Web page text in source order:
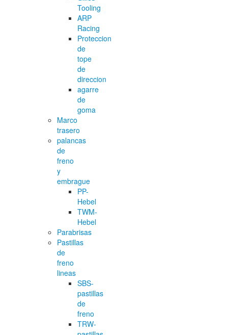
Tooling
ARP
Racing
Proteccion
de
tope
de
direccion
agarre
de
goma
Marco
trasero
palancas
de
freno
y
embrague
PP-
Hebel
TWM-
Hebel
Parabrisas
Pastillas
de
freno
lineas
SBS-
pastillas
de
freno
TRW-